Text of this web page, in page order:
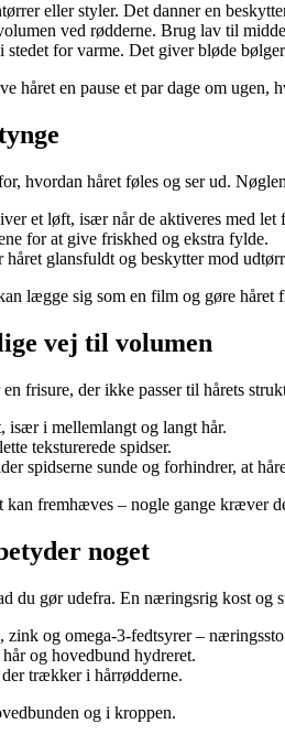
eller styler. Det danner en
ved rødderne. Brug lav til
i stedet for varme. Det giver bløde
håret en pause et par dage om
hvordan håret føles og ser ud.
et løft, især når de aktiveres med let
for at give friskhed og ekstra fylde.
håret glansfuldt og beskytter mod
lægge sig som en film og gøre håret
vej til volumen
frisure, der ikke passer til hårets
især i mellemlangt og langt hår.
teksturerede spidser.
spidserne sunde og forhindrer, at
fremhæves – nogle gange kræver
noget
du gør udefra. En næringsrig kost og
zink og omega-3-fedtsyrer –
og hovedbund hydreret.
trækker i hårrødderne.
og i kroppen.